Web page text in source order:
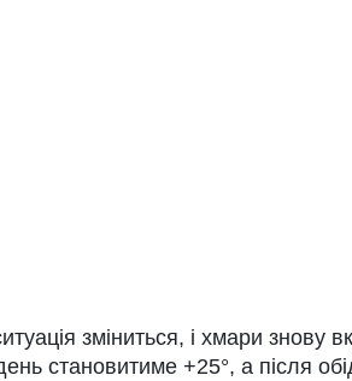
зміниться, і хмари знову
становитиме +25°, а після